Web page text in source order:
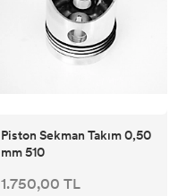
Piston Sekman Takım 0,50
mm 510
1.750,00 TL